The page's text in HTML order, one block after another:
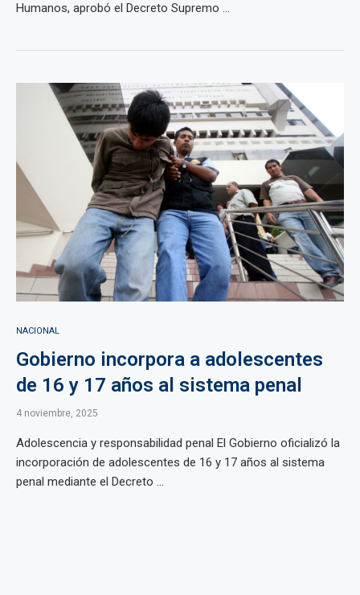
Humanos, aprobó el Decreto Supremo ...
NACIONAL
Gobierno incorpora a adolescentes
de 16 y 17 años al sistema penal
4 noviembre, 2025
Adolescencia y responsabilidad penal El Gobierno oficializó la
incorporación de adolescentes de 16 y 17 años al sistema
penal mediante el Decreto ...